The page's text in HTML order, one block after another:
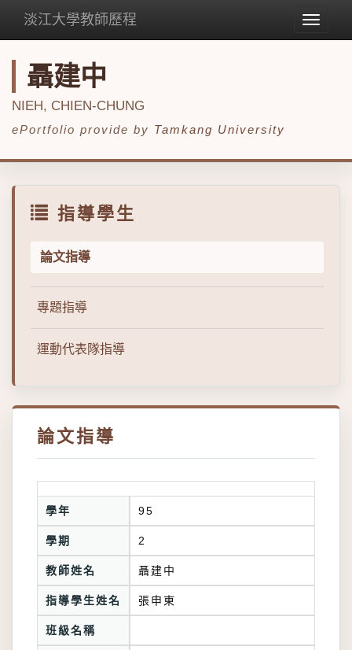
Toggle
淡江大學教師歷程
聶建中
NIEH, CHIEN-CHUNG
ePortfolio provide by Tamkang University
指導學生
論文指導
專題指導
運動代表隊指導
論文指導
學年 95
學期 2
教師姓名 聶建中
指導學生姓名 張申東
班級名稱